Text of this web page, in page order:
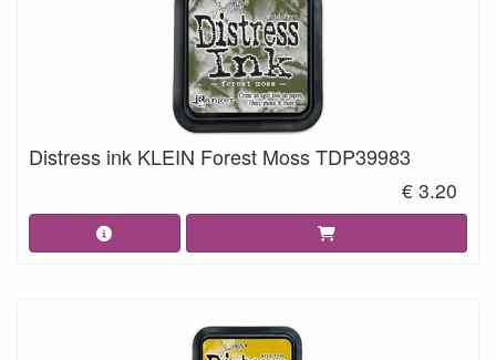
Distress ink KLEIN Forest Moss TDP39983
€ 3.20